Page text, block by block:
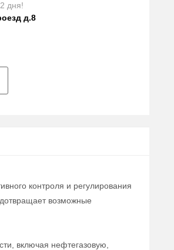
дня!
д.8
контроля и регулирования
возможные
включая нефтегазовую,